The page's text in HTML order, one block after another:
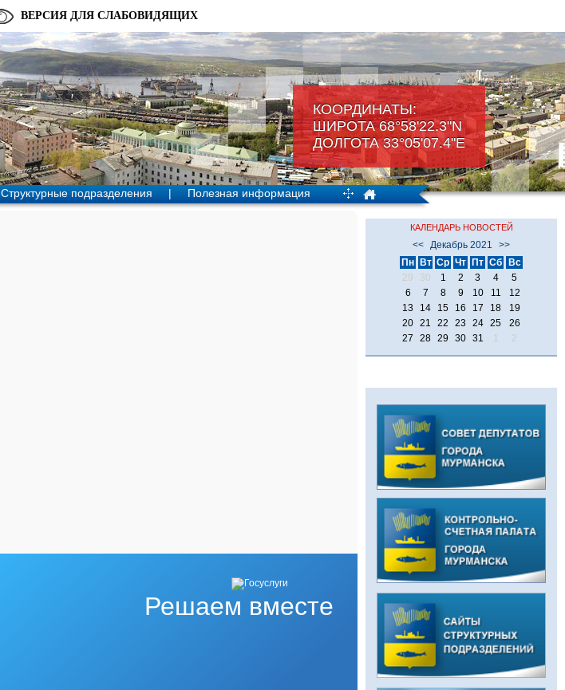
КООРДИНАТЫ:
ШИРОТА 68°58'22.3"N
ДОЛГОТА 33°05'07.4"Е
ВЕРСИЯ ДЛЯ СЛАБОВИДЯЩИХ
Структурные подразделения | Полезная информация
Решаем вместе
КАЛЕНДАРЬ НОВОСТЕЙ
<< Декабрь 2021
>>
Пн
Вт Ср Чт Пт Сб
Вс
29
30 1 2 3 4
5
6
7 8 9 10 11
12
13
14 15 16 17 18
19
20 21 22 23 24 25
26
27
28 29 30 31 1 2